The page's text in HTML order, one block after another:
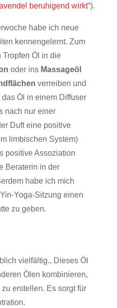
beruhigend wirkt“).
habe ich neue
kennengelernt. Zum
Tropfen Öl in die
oder ins Massageöl
verreiben und
Öl in einem Diffuser
nach nur einer
Duft eine positive
limbischen System)
positive Assoziation
Beraterin in der
habe ich mich
Yoga-Sitzung einen
zu geben.
vielfältig., Dieses Öl
Ölen kombinieren,
erstellen. Es sorgt für